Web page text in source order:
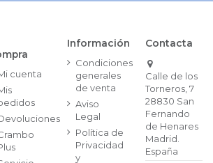
cuenta
Información
Condiciones
generales
de venta
Aviso
Legal
Política de
Privacidad
y
Contacta
Calle de los
Torneros, 7
28830 San
Fernando
de Henares
Madrid.
España